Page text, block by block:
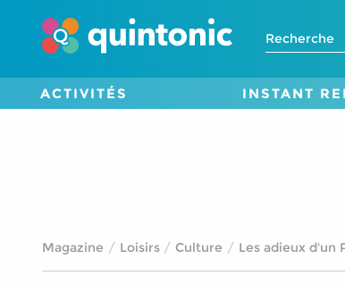
ACTIVITÉS INSTANT
Magazine Loisirs Culture Les adieux d'un